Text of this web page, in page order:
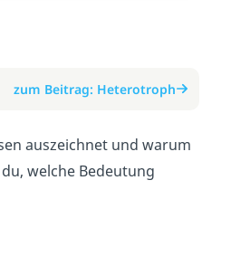
zum Beitrag: Heterotroph
auszeichnet und warum
welche Bedeutung